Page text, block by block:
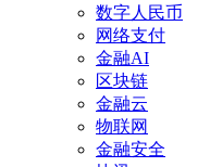
数字人民币
网络支付
金融AI
区块链
金融云
物联网
金融安全